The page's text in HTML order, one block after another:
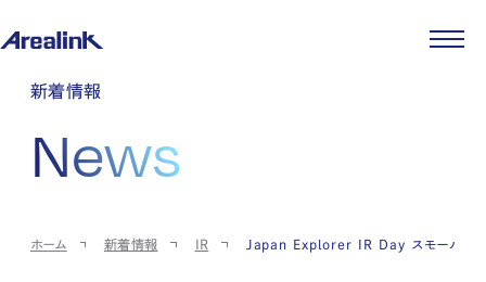
企業情報
企業理念
会社概要
コーポレートガバナンス
ストレージ事業
パートナー制度
土地権利整備事業
IR情報
IRカレンダー
IRポリシー
ニュース
新着情報
News
ホーム 新着情報 IR Japan Explorer IR Day スモールミー